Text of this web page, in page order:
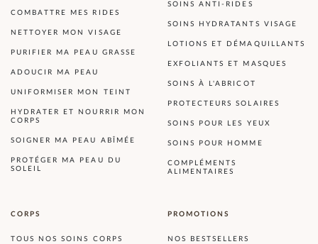
COMBATTRE MES RIDES
NETTOYER MON VISAGE
PURIFIER MA PEAU GRASSE
ADOUCIR MA PEAU
UNIFORMISER MON TEINT
HYDRATER ET NOURRIR MON
CORPS
SOIGNER MA PEAU ABÎMÉE
PROTÉGER MA PEAU DU
SOLEIL
SOINS ANTI-RIDES
SOINS HYDRATANTS VISAGE
LOTIONS ET DÉMAQUILLANTS
EXFOLIANTS ET MASQUES
SOINS À L'ABRICOT
PROTECTEURS SOLAIRES
SOINS POUR LES YEUX
SOINS POUR HOMME
COMPLÉMENTS
ALIMENTAIRES
CORPS
TOUS NOS SOINS CORPS
PROMOTIONS
NOS BESTSELLERS